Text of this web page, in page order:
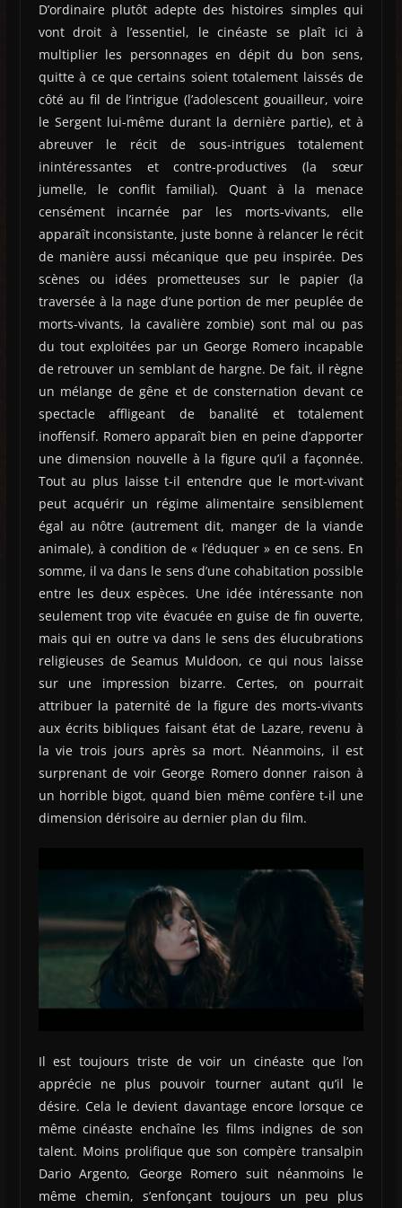
D’ordinaire plutôt adepte des histoires simples qui
vont droit à l’essentiel, le cinéaste se plaît ici à
multiplier les personnages en dépit du bon sens,
quitte à ce que certains soient totalement laissés de
côté au fil de l’intrigue (l’adolescent gouailleur, voire
le Sergent lui-même durant la dernière partie), et à
abreuver le récit de sous-intrigues totalement
inintéressantes et contre-productives (la sœur
jumelle, le conflit familial). Quant à la menace
censément incarnée par les morts-vivants, elle
apparaît inconsistante, juste bonne à relancer le récit
de manière aussi mécanique que peu inspirée. Des
scènes ou idées prometteuses sur le papier (la
traversée à la nage d’une portion de mer peuplée de
morts-vivants, la cavalière zombie) sont mal ou pas
du tout exploitées par un George Romero incapable
de retrouver un semblant de hargne. De fait, il règne
un mélange de gêne et de consternation devant ce
spectacle affligeant de banalité et totalement
inoffensif. Romero apparaît bien en peine d’apporter
une dimension nouvelle à la figure qu’il a façonnée.
Tout au plus laisse t-il entendre que le mort-vivant
peut acquérir un régime alimentaire sensiblement
égal au nôtre (autrement dit, manger de la viande
animale), à condition de « l’éduquer » en ce sens. En
somme, il va dans le sens d’une cohabitation possible
entre les deux espèces. Une idée intéressante non
seulement trop vite évacuée en guise de fin ouverte,
mais qui en outre va dans le sens des élucubrations
religieuses de Seamus Muldoon, ce qui nous laisse
sur une impression bizarre. Certes, on pourrait
attribuer la paternité de la figure des morts-vivants
aux écrits bibliques faisant état de Lazare, revenu à
la vie trois jours après sa mort. Néanmoins, il est
surprenant de voir George Romero donner raison à
un horrible bigot, quand bien même confère t-il une
dimension dérisoire au dernier plan du film.
Il est toujours triste de voir un cinéaste que l’on
apprécie ne plus pouvoir tourner autant qu’il le
désire. Cela le devient davantage encore lorsque ce
même cinéaste enchaîne les films indignes de son
talent. Moins prolifique que son compère transalpin
Dario Argento, George Romero suit néanmoins le
même chemin, s’enfonçant toujours un peu plus